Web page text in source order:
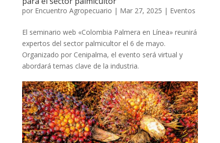
por Encuentro Agropecuario | Mar 27, 2025 | Eventos
El seminario web «Colombia Palmera en Línea» reunirá
expertos del sector palmicultor el 6 de mayo.
Organizado por Cenipalma, el evento será virtual y
abordará temas clave de la industria.